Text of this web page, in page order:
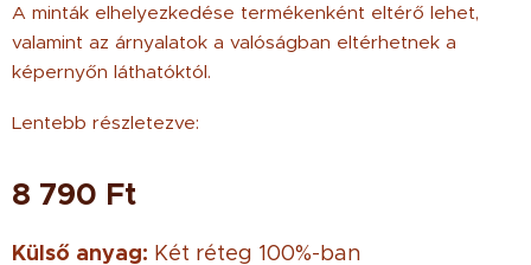
A minták elhelyezkedése termékenként eltérő lehet,
valamint az árnyalatok a valóságban eltérhetnek a
képernyőn láthatóktól.
Lentebb részletezve:
8 790 Ft
Külső anyag: Két réteg 100%-ban